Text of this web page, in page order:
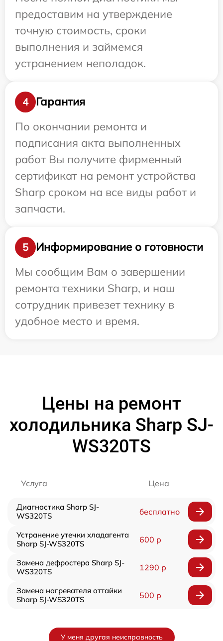
предоставим на утверждение
точную стоимость, сроки
выполнения и займемся
устранением неполадок.
4
Гарантия
По окончании ремонта и
подписания акта выполненных
работ Вы получите фирменный
сертификат на ремонт устройства
Sharp сроком на все виды работ и
запчасти.
5
Информирование о готовности
Мы сообщим Вам о завершении
ремонта техники Sharp, и наш
сотрудник привезет технику в
удобное место и время.
Цены на ремонт
холодильника Sharp SJ-
WS320TS
Услуга Цена
Диагностика Sharp SJ-
WS320TS
бесплатно
Устранение утечки хладагента
Sharp SJ-WS320TS
600 р
Замена дефростера Sharp SJ-
WS320TS
1290 р
Замена нагревателя оттайки
Sharp SJ-WS320TS
500 р
У меня другая неисправность